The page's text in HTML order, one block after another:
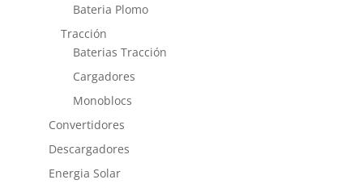
Bateria Plomo
Tracción
Baterias Tracción
Cargadores
Monoblocs
Convertidores
Descargadores
Energia Solar